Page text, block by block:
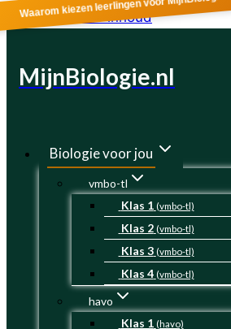
Doorgaan naar inhoud
MijnBiologie.nl
Biologie voor jou
vmbo-tl
Klas 1 (vmbo-tl)
Klas 2 (vmbo-tl)
Klas 3 (vmbo-tl)
Klas 4 (vmbo-tl)
havo
Klas 1 (havo)